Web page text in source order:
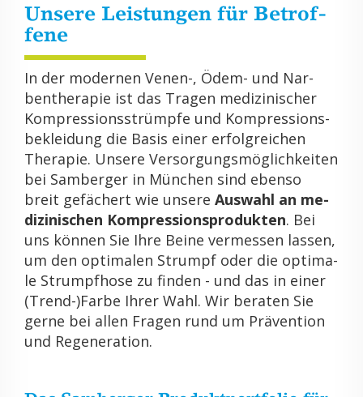
Un­se­re Leis­tun­gen für Be­trof­
fe­ne
In der mo­der­nen Venen-, Ödem- und Nar­
ben­the­ra­pie ist das Tra­gen me­di­zi­ni­scher
Kom­pres­si­ons­strümp­fe und Kom­pres­si­ons­
be­klei­dung die Basis einer er­folg­rei­chen
The­ra­pie. Un­se­re Ver­sor­gungs­mög­lich­kei­ten
bei Sam­ber­ger in Mün­chen sind eben­so
breit ge­fä­chert wie un­se­re Aus­wahl an me­
di­zi­ni­schen Kom­pres­si­ons­pro­duk­ten. Bei
uns kön­nen Sie Ihre Beine ver­mes­sen las­sen,
um den op­ti­ma­len Strumpf oder die op­ti­ma­
le Strumpf­ho­se zu fin­den - und das in einer
(Trend-)Farbe Ihrer Wahl. Wir be­ra­ten Sie
gerne bei allen Fra­gen rund um Prä­ven­ti­on
und Re­ge­ne­ra­ti­on.